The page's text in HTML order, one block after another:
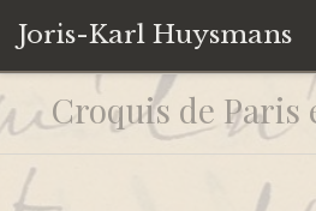
Joris-Karl Huysmans
Accéder
au
contenu
principal
Accueil
Collection personnelle
Croquis de Paris